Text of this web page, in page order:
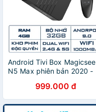
Android Tivi Box Magicsee
N5 Max phiên bản 2020 -
Android 9.0 ( Có
999.000 đ